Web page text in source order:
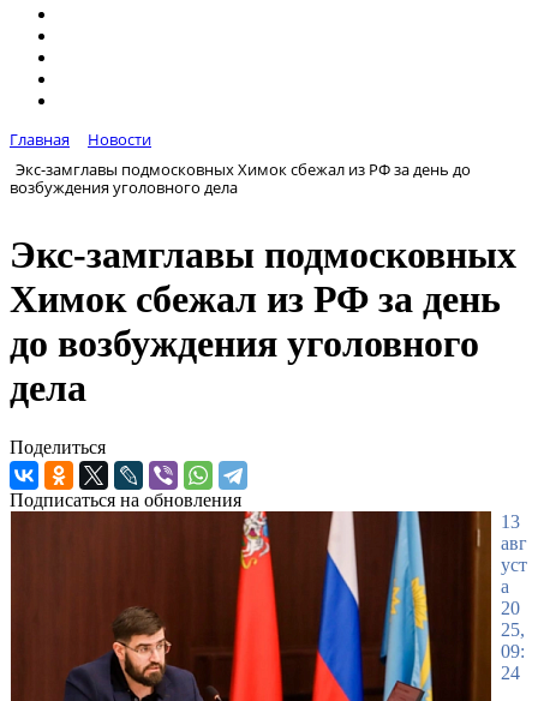
Главная
Новости
Экс-замглавы подмосковных Химок сбежал из РФ за день до
возбуждения уголовного дела
Экс-замглавы подмосковных
Химок сбежал из РФ за день
до возбуждения уголовного
дела
Поделиться
Подписаться на обновления
13
авг
уст
а
20
25,
09:
24